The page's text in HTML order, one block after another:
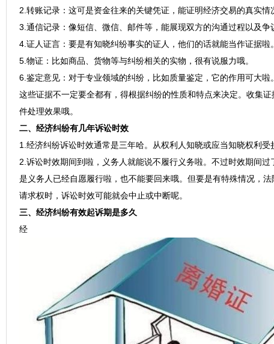
2.转账记录：这可是资金往来的关键凭证，能证明经济交易的真实情
3.通信记录：像短信、微信、邮件等，能展现双方的沟通过程以及争
4.证人证言：要是有知晓纠纷事实的证人，他们的话就能当作证据啦。
5.物证：比如商品、货物等与纠纷相关的实物，很有说服力哦。
6.鉴定意见：对于专业领域的纠纷，比如质量鉴定，它的作用可大啦。
这些证据不一定要全都有，得根据纠纷的性质和特点来决定。收集
件处理效果哦。
二、经济纠纷有几年诉讼时效
1.经济纠纷诉讼时效通常是三年哈。从权利人知晓或应当知晓权利
2.诉讼时效期间到啦，义务人就能说不履行义务啦。不过时效期间
是义务人已经自愿履行啦，也不能要回来哦。但要是有特殊情况，
请求权时，诉讼时效可能就会中止或中断呢。
三、经济纠纷有效起诉期是多久
经